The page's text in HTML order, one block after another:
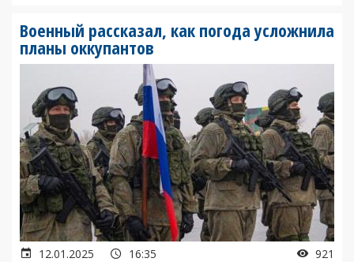
Военный рассказал, как погода усложнила
планы оккупантов
12.01.2025 16:35 921